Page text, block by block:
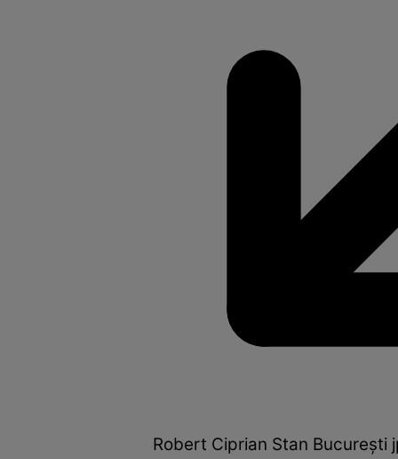
Robert Ciprian Stan Bucureşti